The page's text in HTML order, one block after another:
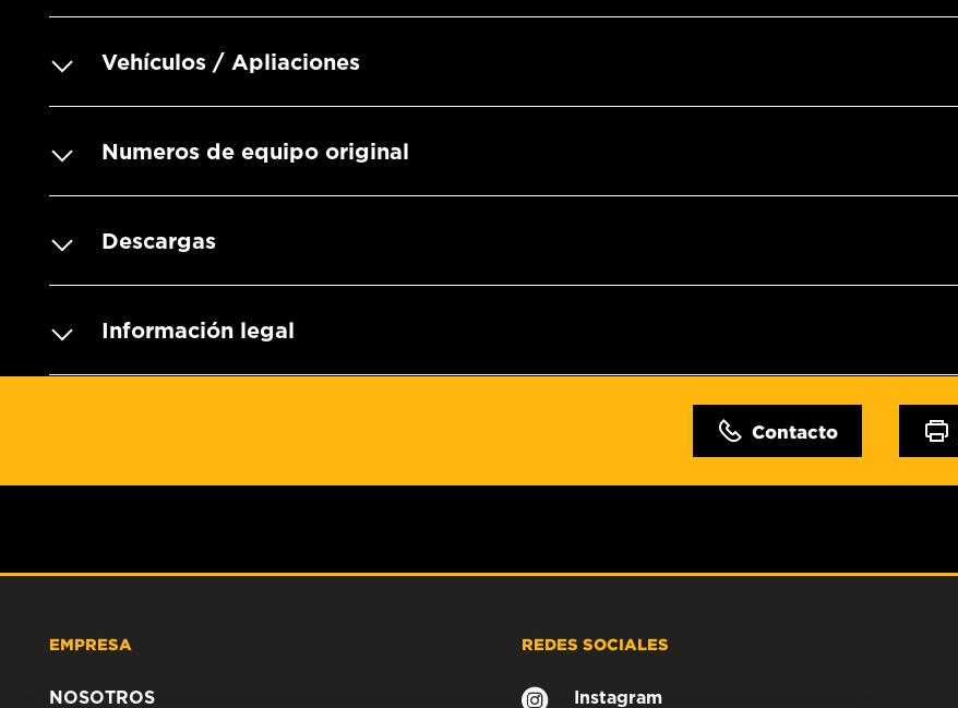
Vehículos / Apliaciones
Numeros de equipo original
Descargas
Información legal
Contacto
EMPRESA
NOSOTROS
REDES SOCIALES
Instagram